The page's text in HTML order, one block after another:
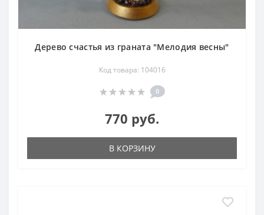
Дерево счастья из граната "Мелодия весны"
Код товара: 104016
0
770 руб.
В КОРЗИНУ